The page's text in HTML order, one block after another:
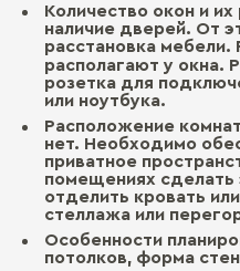
Количество окон и
наличие дверей. От
расстановка мебели.
располагают у окна.
розетка для
или ноутбука.
Расположение
нет. Необходимо
приватное
помещениях
отделить кровать
стеллажа или
Особенности
потолков, форма